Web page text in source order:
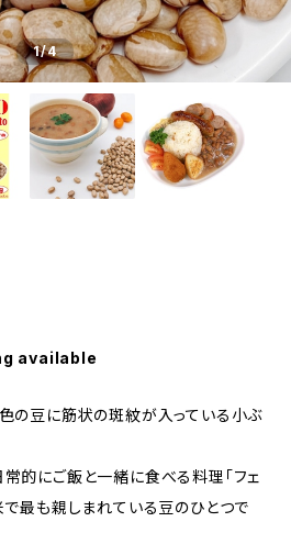
1/4
available
の豆に筋状の斑紋が入っている小ぶ
的にご飯と一緒に食べる料理「フェ
で最も親しまれている豆のひとつで